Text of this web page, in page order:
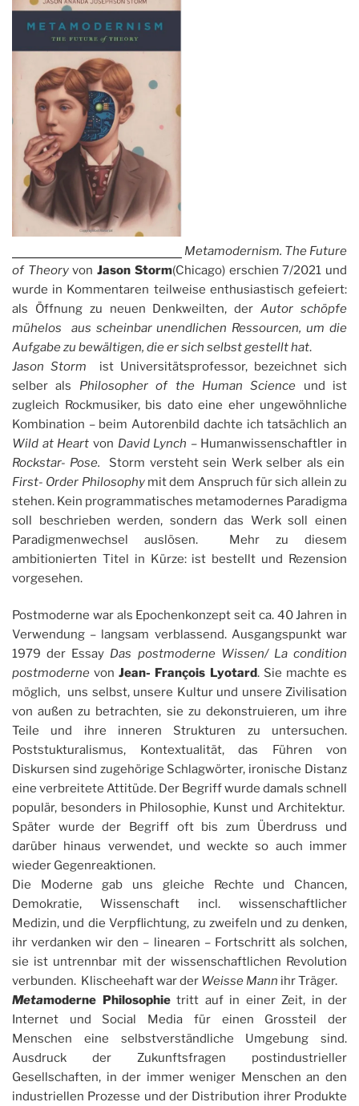
Metamodernism. The Future
of TheoryvonJason Storm(Chicago) erschien 7/2021 und
wurde in Kommentaren teilweise enthusiastisch gefeiert:
als Öffnung zu neuen Denkweilten, derAutor schöpfe
mühelos aus scheinbar unendlichen Ressourcen,um die
Aufgabe zu bewältigen, die er sich selbst gestellt hat.
Jason Storm ist Universitätsprofessor, bezeichnet sich
selber als Philosopher of the Human Science und ist
zugleich Rockmusiker, bis dato eine eher ungewöhnliche
Kombination – beim Autorenbild dachte ich tatsächlich an
Wild at Heart von David Lynch – Humanwissenschaftler in
Rockstar- Pose. Storm versteht sein Werk selber als ein
First- Order Philosophymit dem Anspruch für sich allein zu
stehen. Kein programmatisches metamodernes Paradigma
soll beschrieben werden, sondern das Werk soll einen
Paradigmenwechsel auslösen. Mehr zu diesem
ambitionierten Titel in Kürze: ist bestellt und Rezension
vorgesehen.
Postmoderne war als Epochenkonzept seit ca. 40 Jahren in
Verwendung – langsam verblassend. Ausgangspunkt war
1979 der Essay Das postmoderne Wissen/ La condition
postmoderne vonJean- François Lyotard. Sie machte es
möglich, uns selbst, unsere Kultur und unsere Zivilisation
von außen zu betrachten, sie zu dekonstruieren, um ihre
Teile und ihre inneren Strukturen zu untersuchen.
Poststukturalismus, Kontextualität, das Führen von
Diskursen sind zugehörige Schlagwörter, ironische Distanz
eine verbreitete Attitüde. Der Begriff wurde damals schnell
populär, besonders in Philosophie, Kunst und Architektur.
Später wurde der Begriff oft bis zum Überdruss und
darüber hinaus verwendet, und weckte so auch immer
wieder Gegenreaktionen.
Die Moderne gab uns gleiche Rechte und Chancen,
Demokratie, Wissenschaft incl. wissenschaftlicher
Medizin, und die Verpflichtung, zu zweifeln und zu denken,
ihr verdanken wir den – linearen – Fortschritt als solchen,
sie ist untrennbar mit der wissenschaftlichen Revolution
verbunden. Klischeehaft war der Weisse Mann ihr Träger.
Metamoderne Philosophietritt auf in einer Zeit, in der
Internet und Social Media für einen Grossteil der
Menschen eine selbstverständliche Umgebung sind.
Ausdruck der Zukunftsfragen postindustrieller
Gesellschaften, in der immer weniger Menschen an den
industriellen Prozesse und der Distribution ihrer Produkte